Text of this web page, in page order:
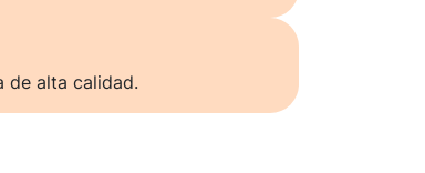
de alta calidad.